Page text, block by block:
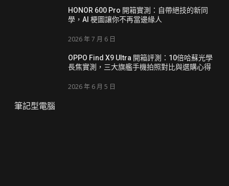
HONOR 600 Pro 開箱實測：自帶絕技的新同
學，AI 梗圖讓你不再當邊緣人
2026 年 7 月 6 日
OPPO Find X9 Ultra 開箱評測：10倍哈蘇光學
長焦實測，三大旗艦手機拍照對比與選購心得
2026 年 6 月 5 日
筆記型電腦